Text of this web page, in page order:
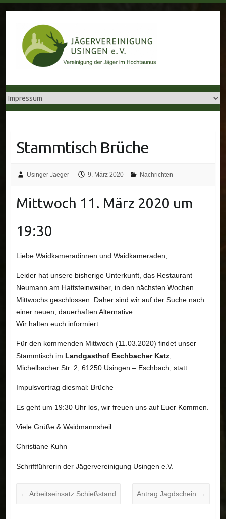
Stammtisch Brüche
Usinger Jaeger 9. März 2020 Nachrichten
Mittwoch 11. März 2020 um
19:30
Liebe Waidkameradinnen und Waidkameraden,
Leider hat unsere bisherige Unterkunft, das Restaurant
Neumann am Hattsteinweiher, in den nächsten Wochen
Mittwochs geschlossen. Daher sind wir auf der Suche nach
einer neuen, dauerhaften Alternative.
Wir halten euch informiert.
Für den kommenden Mittwoch (11.03.2020) findet unser
Stammtisch im Landgasthof Eschbacher Katz,
Michelbacher Str. 2, 61250 Usingen – Eschbach, statt.
Impulsvortrag diesmal: Brüche
Es geht um 19:30 Uhr los, wir freuen uns auf Euer Kommen.
Viele Grüße & Waidmannsheil
Christiane Kuhn
Schriftführerin der Jägervereinigung Usingen e.V.
← Arbeitseinsatz Schießstand Antrag Jagdschein →